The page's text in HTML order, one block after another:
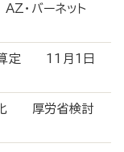
・バーネット
再算定 11月1日
化 厚労省検討